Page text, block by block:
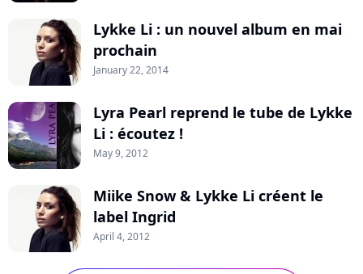
Lykke Li : un nouvel album en mai
prochain
January 22, 2014
Lyra Pearl reprend le tube de Lykke
Li : écoutez !
May 9, 2012
Miike Snow & Lykke Li créent le
label Ingrid
April 4, 2012